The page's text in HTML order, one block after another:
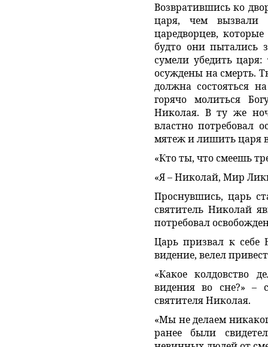
Возвратившись ко
царя, чем вызвали
царедворцев,
будто они пытались
сумели убедить
осуждены на смерть.
должна состояться
горячо молиться
Николая. В ту же
властно потребовал
мятеж и лишить царя
«Кто ты, что смеешь
«Я – Николай, Мир
Проснувшись, царь
святитель Николай
потребовал
Царь призвал к себе
видение, велел
«Какое колдовство
видения во сне?» –
святителя Николая.
«Мы не делаем
ранее были